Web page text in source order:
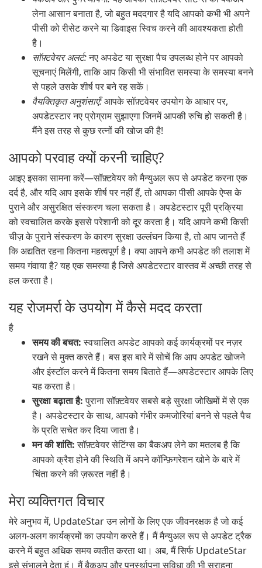
लेना आसान बनाता है, जो बहुत मददगार है यदि आपको कभी भी अपने
पीसी को रीसेट करने या डिवाइस स्विच करने की आवश्यकता होती
है।
सॉफ़्टवेयर अलर्ट:नए अपडेट या सुरक्षा पैच उपलब्ध होने पर आपको
सूचनाएं मिलेंगी, ताकि आप किसी भी संभावित समस्या के समस्या बनने
से पहले उसके शीर्ष पर बने रह सकें।
वैयक्तिकृत अनुशंसाएँ:आपके सॉफ़्टवेयर उपयोग के आधार पर,
अपडेटस्टार नए प्रोग्राम सुझाएगा जिनमें आपकी रुचि हो सकती है।
मैंने इस तरह से कुछ रत्नों की खोज की है!
आपको परवाह क्यों करनी चाहिए?
आइए इसका सामना करें—सॉफ़्टवेयर को मैन्युअल रूप से अपडेट करना एक
दर्द है, और यदि आप इसके शीर्ष पर नहीं हैं, तो आपका पीसी आपके ऐप्स के
पुराने और असुरक्षित संस्करण चला सकता है। अपडेटस्टार पूरी प्रक्रिया
को स्वचालित करके इससे परेशानी को दूर करता है। यदि आपने कभी किसी
चीज़ के पुराने संस्करण के कारण सुरक्षा उल्लंघन किया है, तो आप जानते हैं
कि अद्यतित रहना कितना महत्वपूर्ण है। क्या आपने कभी अपडेट की तलाश में
समय गंवाया है? यह एक समस्या है जिसे अपडेटस्टार वास्तव में अच्छी तरह से
हल करता है।
यह रोजमर्रा के उपयोग में कैसे मदद करता
है
समय की बचत:स्वचालित अपडेट आपको कई कार्यक्रमों पर नज़र
रखने से मुक्त करते हैं। बस इस बारे में सोचें कि आप अपडेट खोजने
और इंस्टॉल करने में कितना समय बिताते हैं—अपडेटस्टार आपके लिए
यह करता है।
सुरक्षा बढ़ाता है:पुराना सॉफ़्टवेयर सबसे बड़े सुरक्षा जोखिमों में से एक
है। अपडेटस्टार के साथ, आपको गंभीर कमजोरियां बनने से पहले पैच
के प्रति सचेत कर दिया जाता है।
मन की शांति:सॉफ़्टवेयर सेटिंग्स का बैकअप लेने का मतलब है कि
आपको क्रैश होने की स्थिति में अपने कॉन्फ़िगरेशन खोने के बारे में
चिंता करने की ज़रूरत नहीं है।
मेरा व्यक्तिगत विचार
मेरे अनुभव में, UpdateStar उन लोगों के लिए एक जीवनरक्षक है जो कई
अलग-अलग कार्यक्रमों का उपयोग करते हैं। मैं मैन्युअल रूप से अपडेट ट्रैक
करने में बहुत अधिक समय व्यतीत करता था। अब, मैं सिर्फ UpdateStar
इसे संभालने देता हूं। मैं बैकअप और पुनर्स्थापना सुविधा की भी सराहना